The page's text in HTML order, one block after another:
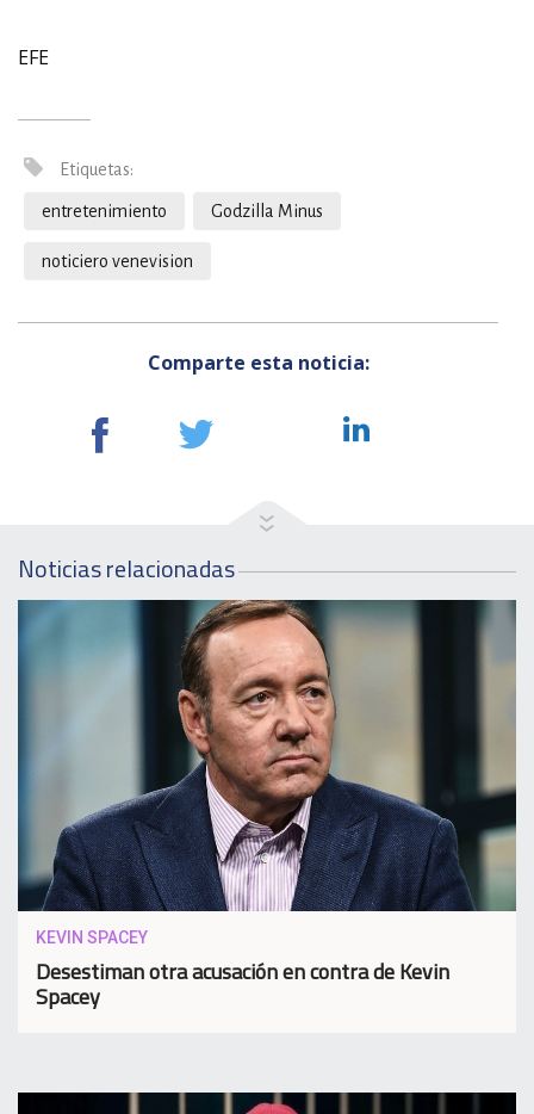
EFE
Etiquetas:
entretenimiento Godzilla Minus
noticiero venevision
Comparte esta noticia:
Noticias relacionadas
KEVIN SPACEY
Desestiman otra acusación en contra de Kevin
Spacey